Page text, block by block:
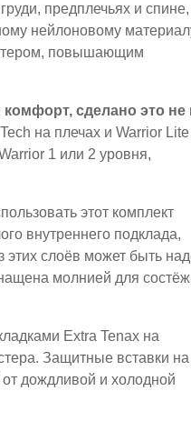
предплечьях и спине,
нейлоновому
повышающим
комфорт, сделано это не
на плечах и Warrior Lite
1 или 2 уровня,
этот комплект
внутреннего подклада,
слоёв может быть
молнией для
Extra Tenax на
Защитные вставки на
дождливой и холодной